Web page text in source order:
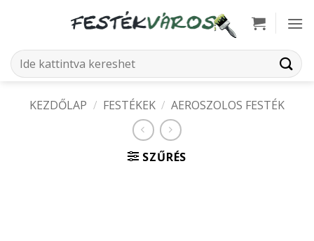
Keresés
a
KEZDŐLAP / FESTÉKEK / AEROSZOLOS FESTÉK
SZŰRÉS